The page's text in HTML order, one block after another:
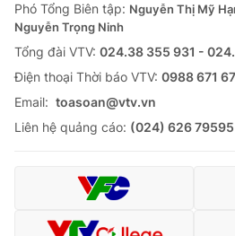
Phó Tổng Biên tập: Nguyễn Thị Mỹ
Nguyễn Trọng Ninh
Tổng đài VTV: 024.38 355 931 -
Ðiện thoại Thời báo VTV: 0988 671
Email: toasoan@vtv.vn
Liên hệ quảng cáo: (024) 626 79595